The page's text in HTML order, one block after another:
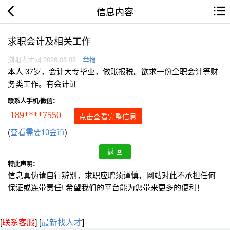
信息内容
求职会计及相关工作
浏阳人才网 2026.08.08 举报
本人 37岁，会计大专毕业，做账报税。欲求一份全职会计等财
务类工作。有会计证
联系人手机/微信：
189****7550 点击查看完整信息
(查看需要10金币)
特此声明：
信息真伪请自行辨别，求职应聘须谨慎，网站对此不承担任何
保证或连带责任! 希望我们的平台能为您带来更多的便利！
[联系客服] [最新找人才]